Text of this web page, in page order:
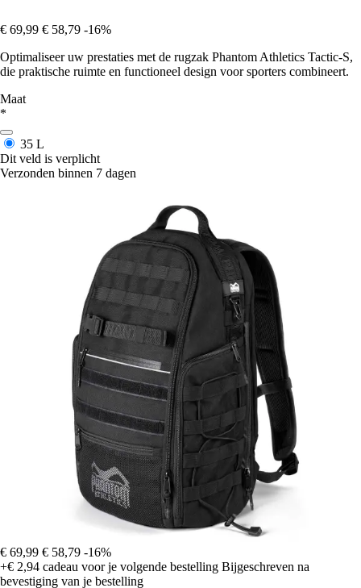
€ 69,99 € 58,79 -16%
Optimaliseer uw prestaties met de rugzak Phantom Athletics Tactic-S,
die praktische ruimte en functioneel design voor sporters combineert.
Maat
*
35 L
Dit veld is verplicht
Verzonden binnen 7 dagen
€ 69,99 € 58,79 -16%
+€ 2,94 cadeau voor je volgende bestelling Bijgeschreven na
bevestiging van je bestelling